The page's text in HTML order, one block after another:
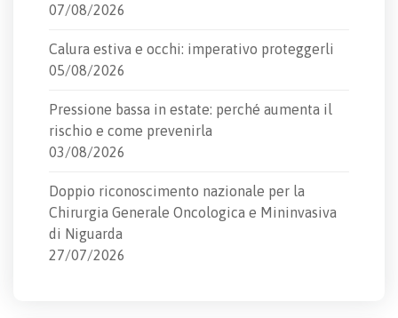
07/08/2026
Calura estiva e occhi: imperativo proteggerli
05/08/2026
Pressione bassa in estate: perché aumenta il
rischio e come prevenirla
03/08/2026
Doppio riconoscimento nazionale per la
Chirurgia Generale Oncologica e Mininvasiva
di Niguarda
27/07/2026